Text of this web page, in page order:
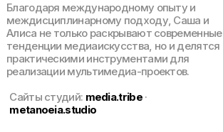
Благодаря международному опыту и
междисциплинарному подходу, Саша и
Алиса не только раскрывают современные
тенденции медиаискусства, но и делятся
практическими инструментами для
реализации мультимедиа-проектов.
Сайты студий: media.tribe ·
metanoeia.studio